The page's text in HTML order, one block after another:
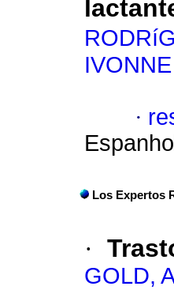
IVONNE
·
Los Expertos
·
GOLD,